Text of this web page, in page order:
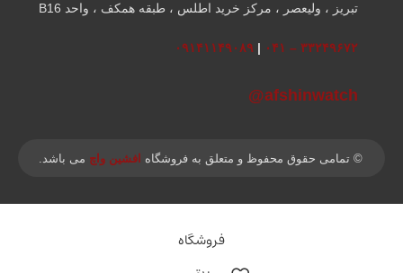
تبریز ، ولیعصر ، مرکز خرید اطلس ، طبقه همکف ، واحد B16
۳۳۲۴۹۶۷۲ – ۰۴۱ | ۰۹۱۴۱۱۴۹۰۸۹
afshinwatch@
© تمامی حقوق محفوظ و متعلق به فروشگاه افشین واچ می باشد.
فروشگاه